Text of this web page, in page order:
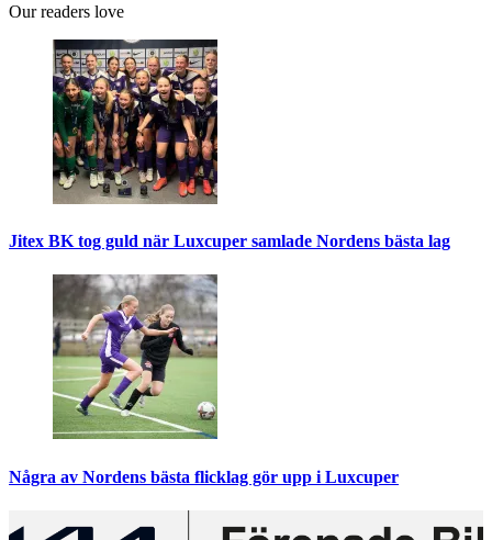
Our readers love
Jitex BK tog guld när Luxcuper samlade Nordens bästa lag
Några av Nordens bästa flicklag gör upp i Luxcuper